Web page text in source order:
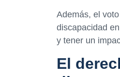
Además, el
discapacidad
y tener un
El